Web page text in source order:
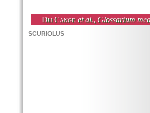
Du Cange et al., Glossarium